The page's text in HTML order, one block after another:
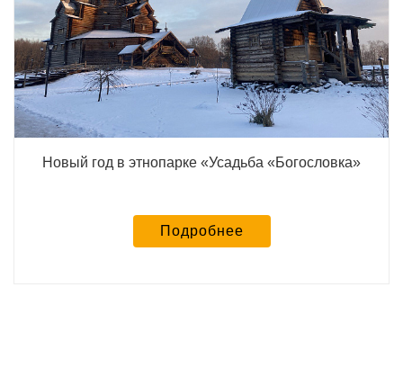
Новый год в этнопарке «Усадьба «Богословка»
Подробнее